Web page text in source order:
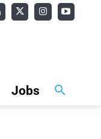
Jobs